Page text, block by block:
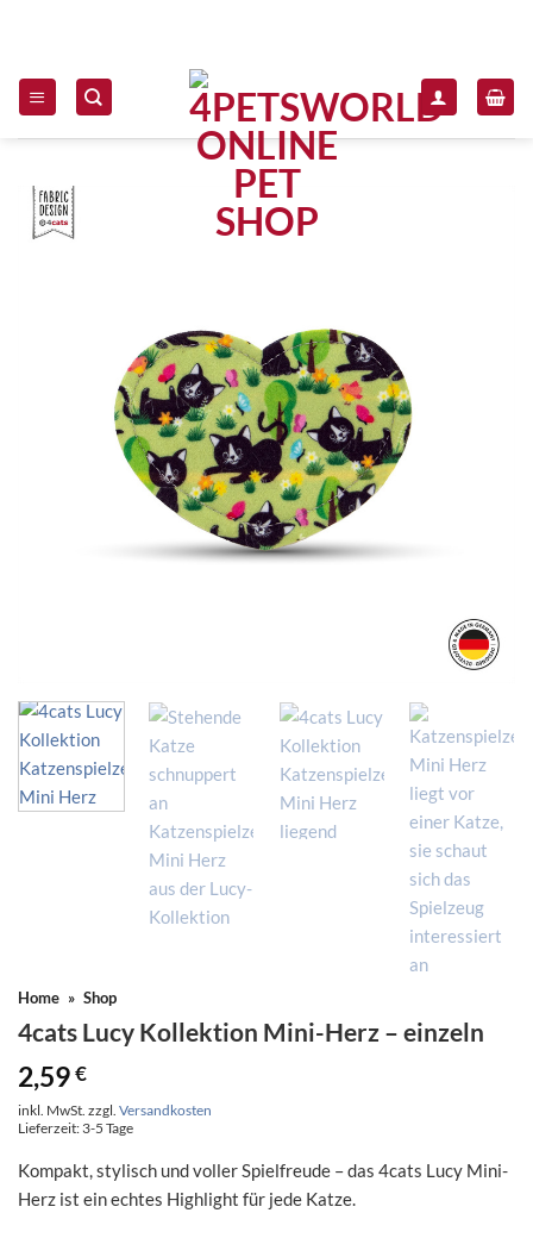
Home » Shop
4cats Lucy Kollektion Mini-Herz – einzeln
2,59€
inkl. MwSt. zzgl. Versandkosten
Lieferzeit: 3-5 Tage
Kompakt, stylisch und voller Spielfreude – das 4cats Lucy Mini-
Herz ist ein echtes Highlight für jede Katze.